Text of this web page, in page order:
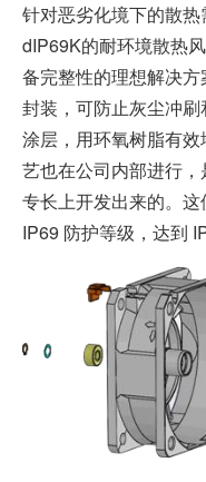
针对恶劣化境下的散
dIP69K的耐环境散热
备完整性的理想解决
封装，可防止灰尘冲
涂层，用环氧树脂有
艺也在公司内部进行
专长上开发出来的。
IP69 防护等级，达到